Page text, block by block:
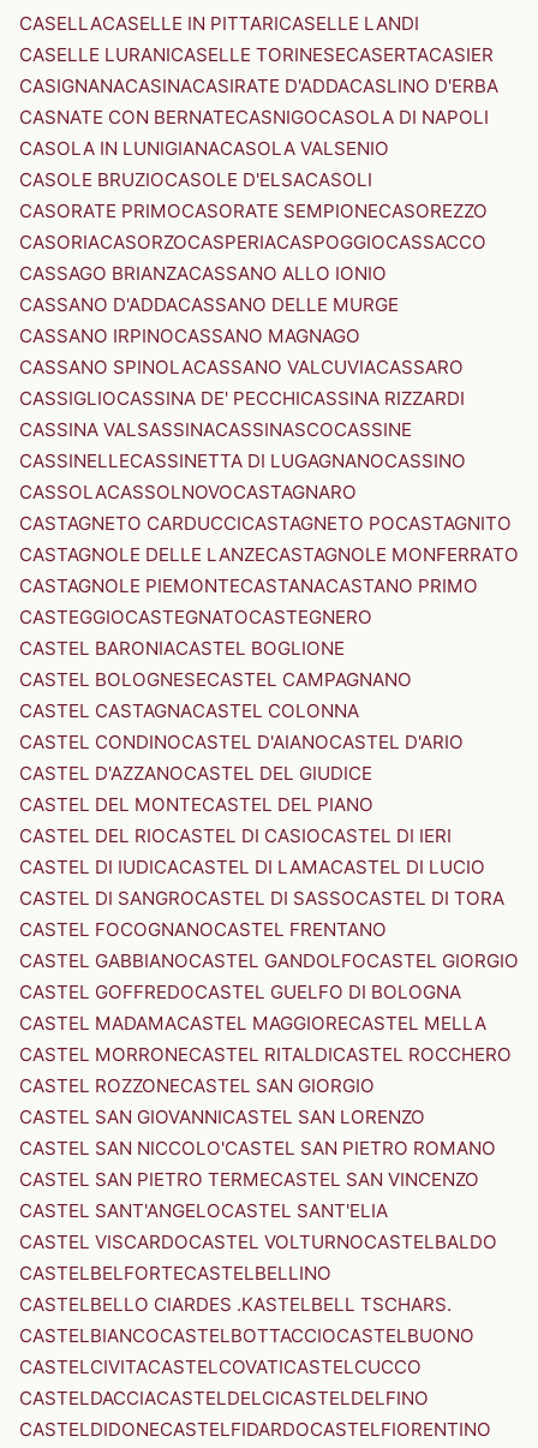
CASELLACASELLE IN PITTARICASELLE LANDI
CASELLE LURANICASELLE TORINESECASERTACASIER
CASIGNANACASINACASIRATE D'ADDACASLINO D'ERBA
CASNATE CON BERNATECASNIGOCASOLA DI NAPOLI
CASOLA IN LUNIGIANACASOLA VALSENIO
CASOLE BRUZIOCASOLE D'ELSACASOLI
CASORATE PRIMOCASORATE SEMPIONECASOREZZO
CASORIACASORZOCASPERIACASPOGGIOCASSACCO
CASSAGO BRIANZACASSANO ALLO IONIO
CASSANO D'ADDACASSANO DELLE MURGE
CASSANO IRPINOCASSANO MAGNAGO
CASSANO SPINOLACASSANO VALCUVIACASSARO
CASSIGLIOCASSINA DE' PECCHICASSINA RIZZARDI
CASSINA VALSASSINACASSINASCOCASSINE
CASSINELLECASSINETTA DI LUGAGNANOCASSINO
CASSOLACASSOLNOVOCASTAGNARO
CASTAGNETO CARDUCCICASTAGNETO POCASTAGNITO
CASTAGNOLE DELLE LANZECASTAGNOLE MONFERRATO
CASTAGNOLE PIEMONTECASTANACASTANO PRIMO
CASTEGGIOCASTEGNATOCASTEGNERO
CASTEL BARONIACASTEL BOGLIONE
CASTEL BOLOGNESECASTEL CAMPAGNANO
CASTEL CASTAGNACASTEL COLONNA
CASTEL CONDINOCASTEL D'AIANOCASTEL D'ARIO
CASTEL D'AZZANOCASTEL DEL GIUDICE
CASTEL DEL MONTECASTEL DEL PIANO
CASTEL DEL RIOCASTEL DI CASIOCASTEL DI IERI
CASTEL DI IUDICACASTEL DI LAMACASTEL DI LUCIO
CASTEL DI SANGROCASTEL DI SASSOCASTEL DI TORA
CASTEL FOCOGNANOCASTEL FRENTANO
CASTEL GABBIANOCASTEL GANDOLFOCASTEL GIORGIO
CASTEL GOFFREDOCASTEL GUELFO DI BOLOGNA
CASTEL MADAMACASTEL MAGGIORECASTEL MELLA
CASTEL MORRONECASTEL RITALDICASTEL ROCCHERO
CASTEL ROZZONECASTEL SAN GIORGIO
CASTEL SAN GIOVANNICASTEL SAN LORENZO
CASTEL SAN NICCOLO'CASTEL SAN PIETRO ROMANO
CASTEL SAN PIETRO TERMECASTEL SAN VINCENZO
CASTEL SANT'ANGELOCASTEL SANT'ELIA
CASTEL VISCARDOCASTEL VOLTURNOCASTELBALDO
CASTELBELFORTECASTELBELLINO
CASTELBELLO CIARDES .KASTELBELL TSCHARS.
CASTELBIANCOCASTELBOTTACCIOCASTELBUONO
CASTELCIVITACASTELCOVATICASTELCUCCO
CASTELDACCIACASTELDELCICASTELDELFINO
CASTELDIDONECASTELFIDARDOCASTELFIORENTINO